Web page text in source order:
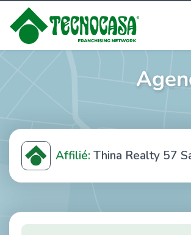
Affilié: Thina Realty 57